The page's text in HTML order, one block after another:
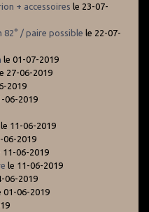
+ accessoires le 23-07-
82° / paire possible le 22-07-
le 01-07-2019
27-06-2019
2019
06-2019
le 11-06-2019
06-2019
11-06-2019
le 11-06-2019
06-2019
01-06-2019